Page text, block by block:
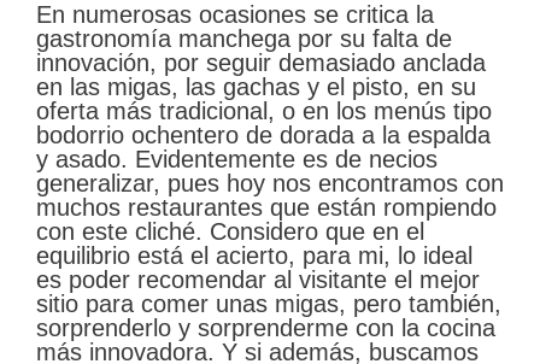
En numerosas ocasiones se critica la
gastronomía manchega por su falta de
innovación, por seguir demasiado anclada
en las migas, las gachas y el pisto, en su
oferta más tradicional, o en los menús tipo
bodorrio ochentero de dorada a la espalda
y asado. Evidentemente es de necios
generalizar, pues hoy nos encontramos con
muchos restaurantes que están rompiendo
con este cliché. Considero que en el
equilibrio está el acierto, para mi, lo ideal
es poder recomendar al visitante el mejor
sitio para comer unas migas, pero también,
sorprenderlo y sorprenderme con la cocina
más innovadora. Y si además, buscamos